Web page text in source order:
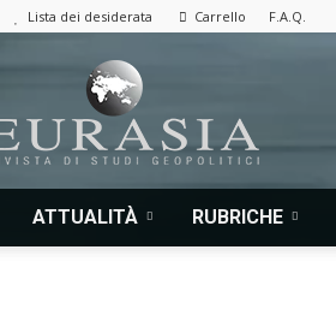
Lista dei desiderata Carrello F.A.Q.
ATTUALITÀ RUBRICHE